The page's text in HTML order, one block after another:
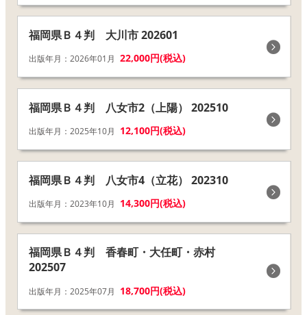
福岡県Ｂ４判 大川市 202601
出版年月：2026年01月 22,000円(税込)
福岡県Ｂ４判 八女市2（上陽） 202510
出版年月：2025年10月 12,100円(税込)
福岡県Ｂ４判 八女市4（立花） 202310
出版年月：2023年10月 14,300円(税込)
福岡県Ｂ４判 香春町・大任町・赤村
202507
出版年月：2025年07月 18,700円(税込)